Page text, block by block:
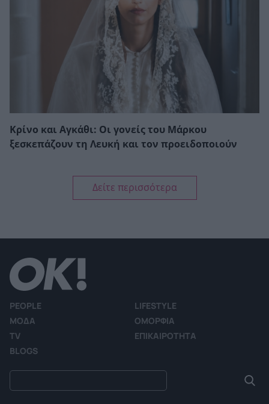
Κρίνο και Αγκάθι: Οι γονείς του Μάρκου
ξεσκεπάζουν τη Λευκή και τον προειδοποιούν
Δείτε περισσότερα
PEOPLE
LIFESTYLE
ΜΟΔΑ
ΟΜΟΡΦΙΑ
TV
ΕΠΙΚΑΙΡΟΤΗΤΑ
BLOGS